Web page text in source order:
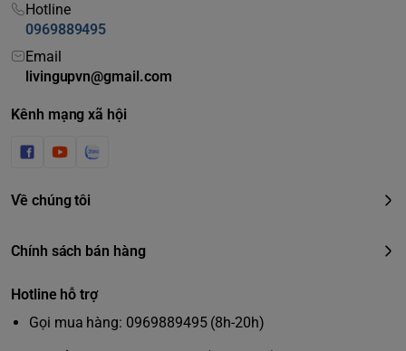
Hotline
0969889495
Email
livingupvn@gmail.com
Kênh mạng xã hội
Về chúng tôi
Chính sách bán hàng
Hotline hỗ trợ
Gọi mua hàng: 0969889495 (8h-20h)